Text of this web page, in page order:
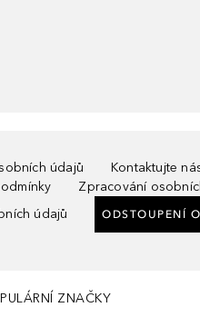
údajů Kontaktujte
Zpracování
údajů
ODSTOUPENÍ
ZNAČKY